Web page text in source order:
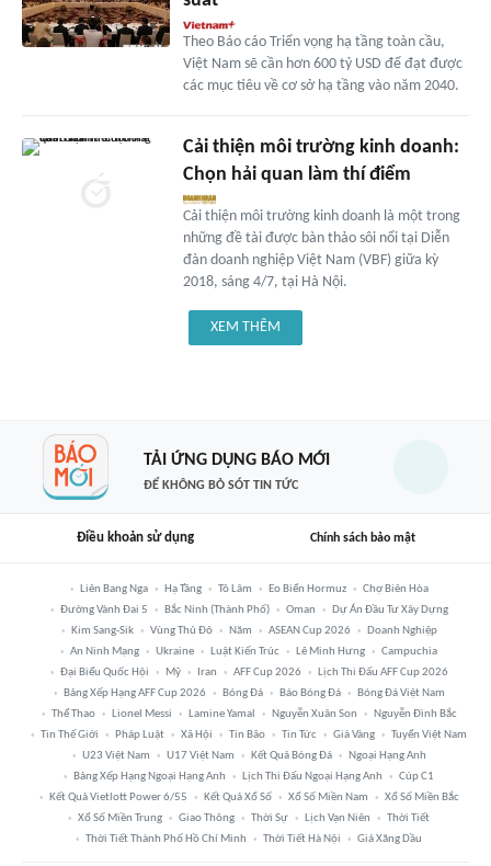
Theo Báo cáo Triển vọng hạ tầng toàn cầu,
Việt Nam sẽ cần hơn 600 tỷ USD để đạt được
các mục tiêu về cơ sở hạ tầng vào năm 2040.
Cải thiện môi trường kinh doanh:
Chọn hải quan làm thí điểm
Cải thiện môi trường kinh doanh là một trong
những đề tài được bàn thảo sôi nổi tại Diễn
đàn doanh nghiệp Việt Nam (VBF) giữa kỳ
2018, sáng 4/7, tại Hà Nội.
XEM THÊM
TẢI ỨNG DỤNG BÁO MỚI
ĐỂ KHÔNG BỎ SÓT TIN TỨC
Điều khoản sử dụng Chính sách bảo mật
Liên Bang Nga Hạ Tầng Tô Lâm Eo Biển Hormuz
Chợ Biên Hòa
Đường Vành Đai 5
Bắc Ninh (thành Phố) Oman
Dự Án Đầu Tư Xây Dựng
Kim Sang-Sik
Vùng Thủ Đô Năm ASEAN Cup 2026
Doanh Nghiệp
An Ninh Mạng
Ukraine Luật Kiến Trúc Lê Minh Hưng
Campuchia
Đại Biểu Quốc Hội
Mỹ Iran AFF Cup 2026
Lịch Thi Đấu AFF Cup 2026
Bảng Xếp Hạng AFF Cup 2026
Bóng Đá Báo Bóng Đá
Bóng Đá Việt Nam
Thể Thao
Lionel Messi Lamine Yamal Nguyễn Xuân Son
Nguyễn Đình Bắc
Tin Thế Giới
Pháp Luật Xã Hội Tin Bão Tin Tức Giá Vàng
Tuyển Việt Nam
U23 Việt Nam
U17 Việt Nam Kết Quả Bóng Đá
Ngoại Hạng Anh
Bảng Xếp Hạng Ngoại Hạng Anh
Lịch Thi Đấu Ngoại Hạng Anh
Cúp C1
Kết Quả Vietlott Power 6/55
Kết Quả Xổ Số Xổ Số Miền Nam
Xổ Số Miền Bắc
Xổ Số Miền Trung
Giao Thông Thời Sự Lịch Vạn Niên
Thời Tiết
Thời Tiết Thành Phố Hồ Chí Minh
Thời Tiết Hà Nội Giá Xăng Dầu